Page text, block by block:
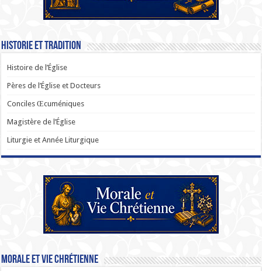
Historie et Tradition
Histoire de l’Église
Pères de l’Église et Docteurs
Conciles Œcuméniques
Magistère de l’Église
Liturgie et Année Liturgique
Morale et Vie Chrétienne